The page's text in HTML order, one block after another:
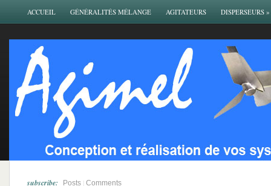
ACCUEIL GÉNÉRALITÉS MÉLANGE AGITATEURS DISPERSEURS »
subscribe: Posts Comments